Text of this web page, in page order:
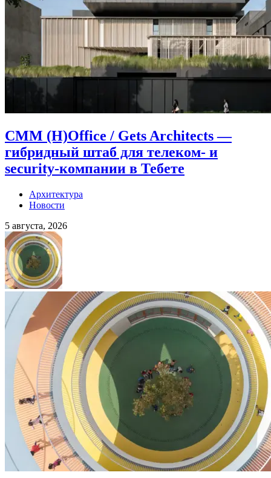
CMM (H)Office / Gets Architects —
гибридный штаб для телеком- и
security-компании в Тебете
Архитектура
Новости
5 августа, 2026